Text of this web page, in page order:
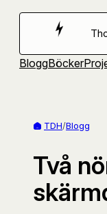
Hoppa
BloggBöcker
TDH/Blogg
Två